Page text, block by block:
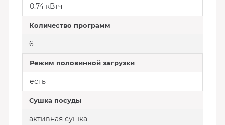
0.74 кВтч
Количество программ
6
Режим половинной загрузки
есть
Сушка посуды
активная сушка